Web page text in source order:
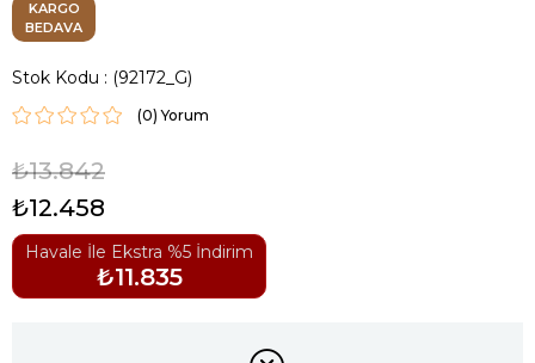
KARGO
BEDAVA
Stok Kodu (92172_G)
(0)
₺13.842
₺12.458
Havale İle Ekstra %5 İndirim
₺11.835